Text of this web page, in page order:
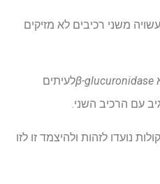
משני רכיבים לא מזיקים
β-glucuronidaseלעיתים
עם הרכיב השני.
נועדו לזהות ולהיצמד זו לזו